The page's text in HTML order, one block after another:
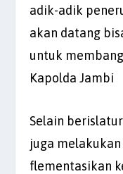
adik-adik
akan datang
untuk
Kapolda Jambi
Selain
juga
flementasikan